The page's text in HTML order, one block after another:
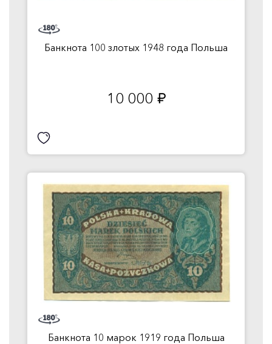
Банкнота 100 злотых 1948 года Польша
10 000 руб.
Банкнота 10 марок 1919 года Польша